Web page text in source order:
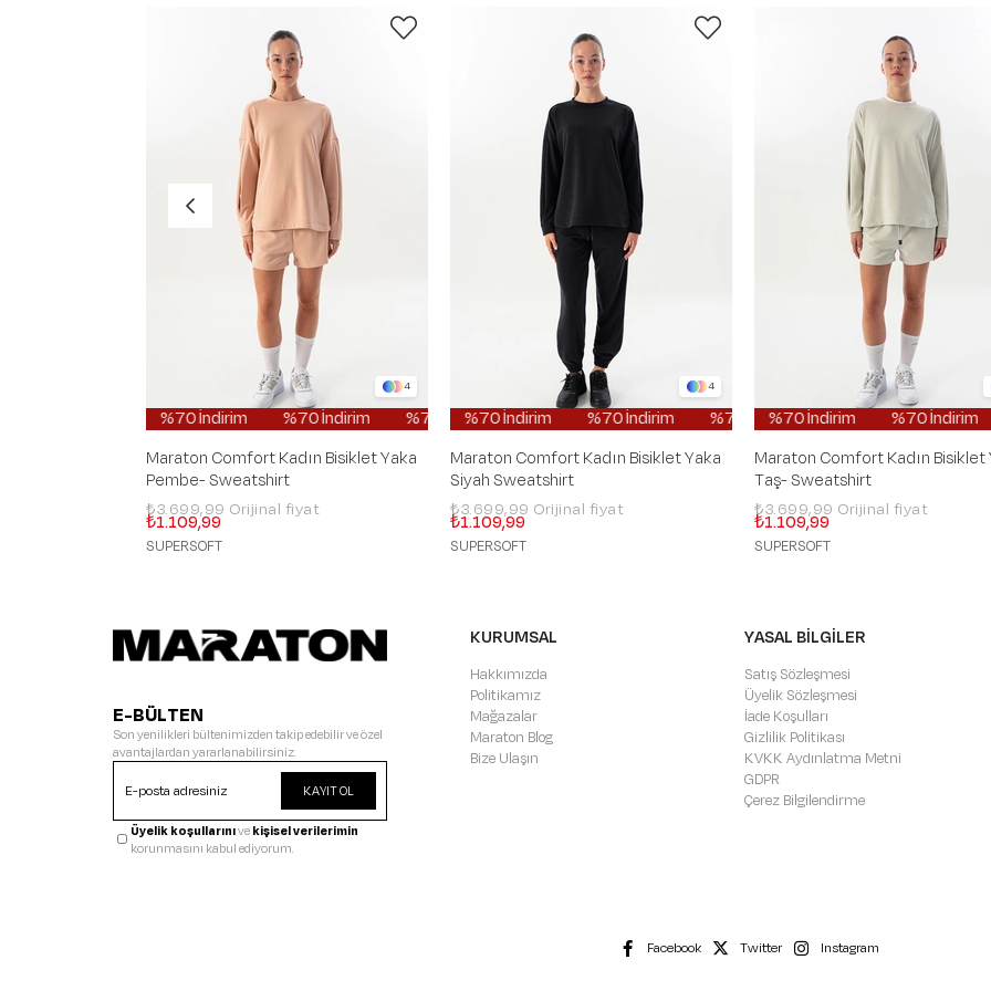
4
%70 İndirim %70 İndirim %70 İndirim %70 İndirim %70 İndirim %70 İndirim %70 İndirim
Maraton Comfort Kadın Bisiklet Yaka
Pembe- Sweatshirt
₺1.109,99
₺3.699,99
SUPERSOFT
4
%70 İndirim %70 İndirim %70 İndirim %70 İndirim %70 İndirim
Maraton Comfort Kadın Bisiklet Yaka
Siyah Sweatshirt
₺1.109,99
₺3.699,99
SUPERSOFT
%70 İndirim %70 İndirim
Maraton Comfort Kadın Bisiklet
Taş- Sweatshirt
₺1.109,99
₺3.699,99
SUPERSOFT
E-BÜLTEN
Son yenilikleri bültenimizden takip edebilir ve özel
avantajlardan yararlanabilirsiniz.
KAYIT OL
Üyelik koşullarınıvekişisel verilerimin
korunmasını kabul ediyorum.
KURUMSAL
Hakkımızda
Politikamız
Mağazalar
Maraton Blog
Bize Ulaşın
YASAL BİLGİLER
Satış Sözleşmesi
Üyelik Sözleşmesi
İade Koşulları
Gizlilik Politikası
KVKK Aydınlatma Metni
GDPR
Çerez Bilgilendirme
Facebook Twitter Instagram